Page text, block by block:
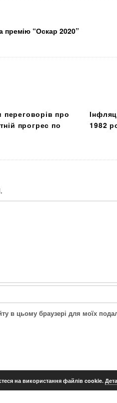
премію “Оскар 2020”
про
прогрес по
1982
в цьому браузері для моїх
на використання файлів cookie.